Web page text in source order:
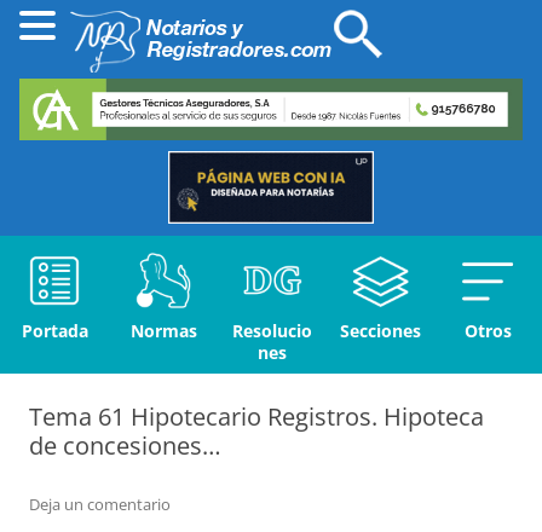
Portada Normas
Resolucio
nes
Secciones Otros
Tema 61 Hipotecario Registros. Hipoteca
de concesiones…
Deja un comentario